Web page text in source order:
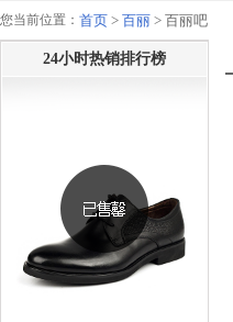
您当前位置： 首页 > 百丽 > 百丽吧
24小时热销排行榜